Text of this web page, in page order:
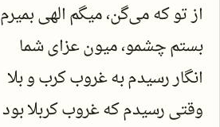
از تو که می‌گن، میگم الهی بمیرم
بستم چشمو، میون عزای شما
انگار رسیدم به غروب کرب و بلا
وقتی رسیدم که غروب کربلا بود